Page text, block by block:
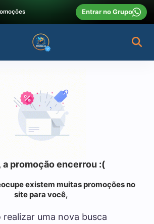
Entrar no Grupo
a promoção encerrou :(
existem muitas promoções no
site para você,
realizar uma nova busca